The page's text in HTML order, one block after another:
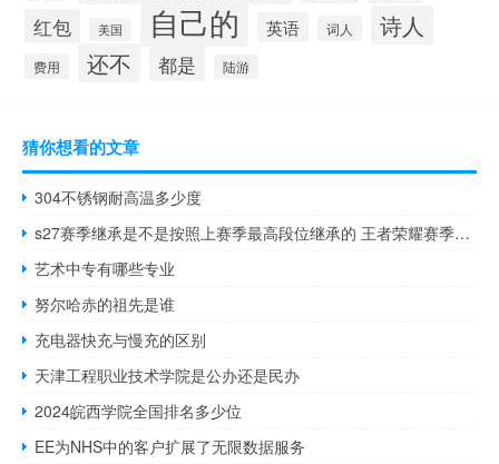
红包
美国 自己的 英语 词人 诗人
费用 还不 都是 陆游
猜你想看的文章
304不锈钢耐高温多少度
s27赛季继承是不是按照上赛季最高段位继承的 王者荣耀赛季继承段位
艺术中专有哪些专业
努尔哈赤的祖先是谁
充电器快充与慢充的区别
天津工程职业技术学院是公办还是民办
2024皖西学院全国排名多少位
EE为NHS中的客户扩展了无限数据服务